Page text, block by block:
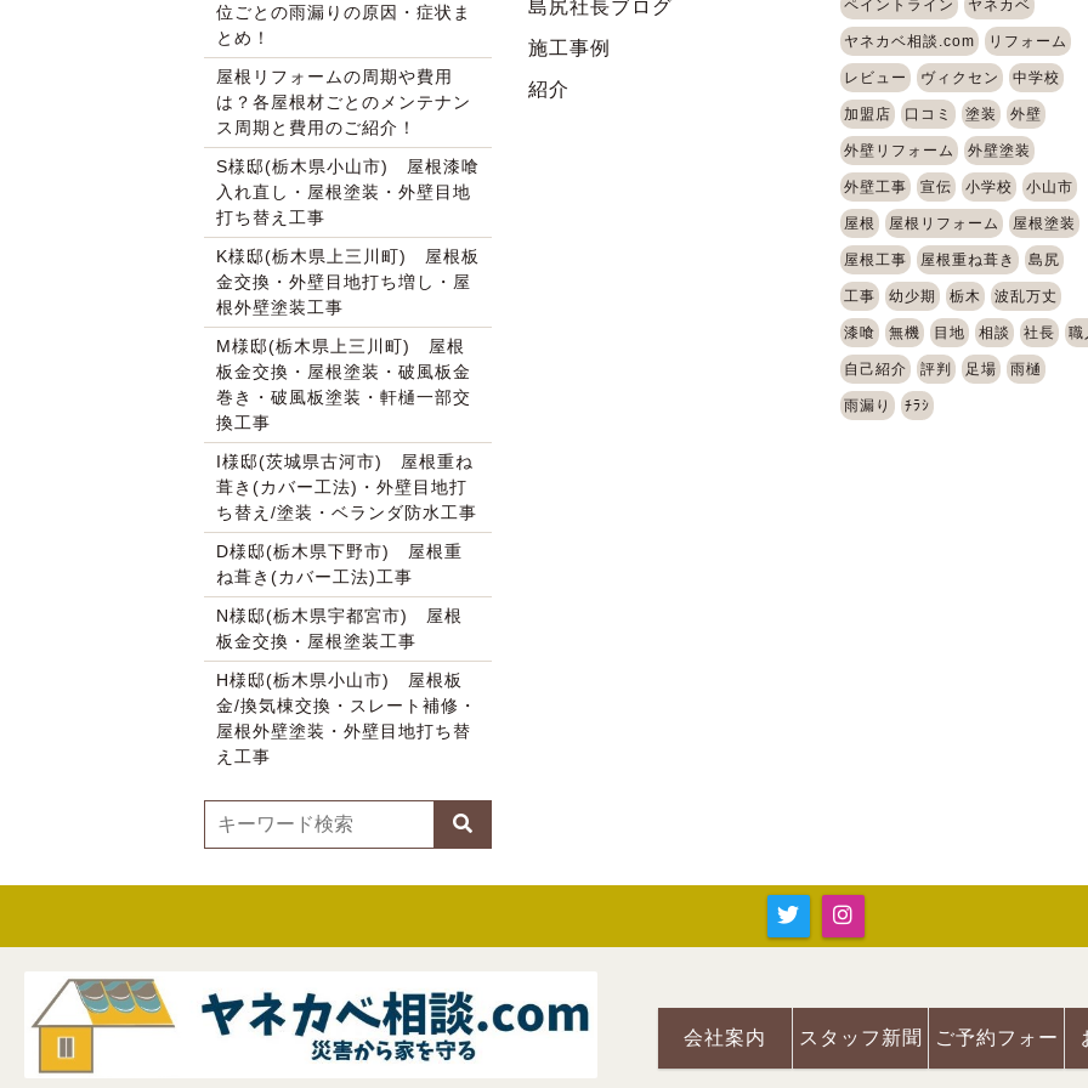
位ごとの雨漏りの原因・症状ま
とめ！
屋根リフォームの周期や費用
は？各屋根材ごとのメンテナン
ス周期と費用のご紹介！
S様邸(栃木県小山市) 屋根漆喰
入れ直し・屋根塗装・外壁目地
打ち替え工事
K様邸(栃木県上三川町) 屋根板
金交換・外壁目地打ち増し・屋
根外壁塗装工事
M様邸(栃木県上三川町) 屋根
板金交換・屋根塗装・破風板金
巻き・破風板塗装・軒樋一部交
換工事
I様邸(茨城県古河市) 屋根重ね
葺き(カバー工法)・外壁目地打
ち替え/塗装・ベランダ防水工事
D様邸(栃木県下野市) 屋根重
ね葺き(カバー工法)工事
N様邸(栃木県宇都宮市) 屋根
板金交換・屋根塗装工事
H様邸(栃木県小山市) 屋根板
金/換気棟交換・スレート補修・
屋根外壁塗装・外壁目地打ち替
え工事
島尻社長ブログ
施工事例
紹介
ペイントライン ヤネカベ
ヤネカベ相談.com リフォーム
レビュー ヴィクセン 中学校
加盟店 口コミ 塗装 外壁
外壁リフォーム 外壁塗装
外壁工事 宣伝 小学校 小山市
屋根 屋根リフォーム 屋根塗装
屋根工事 屋根重ね葺き 島尻
工事 幼少期 栃木 波乱万丈
漆喰 無機 目地 相談 社長 職
自己紹介 評判 足場 雨樋
雨漏り ﾁﾗｼ
会社案内 スタッフ新聞 ご予約フォー